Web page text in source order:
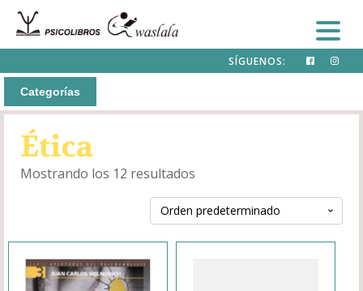
SÍGUENOS:
Categorías
Ética
Mostrando los 12 resultados